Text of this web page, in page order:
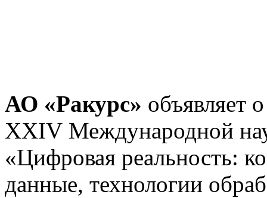
АО «Ракурс» объявляет
XXIV Международной
«Цифровая реальность:
данные, технологии